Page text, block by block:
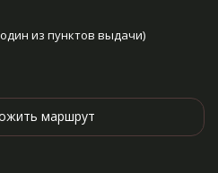
из пунктов выдачи)
маршрут